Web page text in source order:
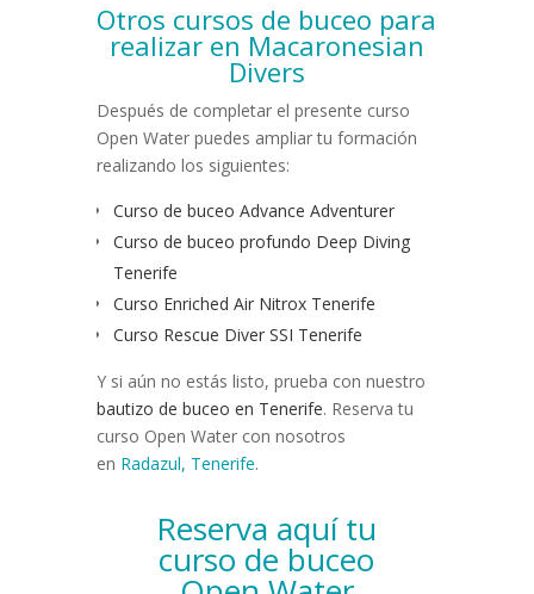
Otros cursos de buceo para
realizar en Macaronesian
Divers
Después de completar el presente curso
Open Water puedes ampliar tu formación
realizando los siguientes:
Curso de buceo Advance Adventurer
Curso de buceo profundo Deep Diving
Tenerife
Curso Enriched Air Nitrox Tenerife
Curso Rescue Diver SSI Tenerife
Y si aún no estás listo, prueba con nuestro
bautizo de buceo en Tenerife. Reserva tu
curso Open Water con nosotros
en Radazul, Tenerife.
Reserva aquí tu
curso de buceo